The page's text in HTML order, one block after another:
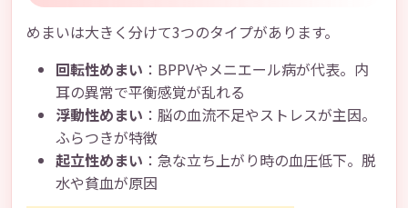
めまいは大きく分けて3つのタイプがあります。
回転性めまい ：BPPVやメニエール病が代表。内
耳の異常で平衡感覚が乱れる
浮動性めまい ：脳の血流不足やストレスが主因。
ふらつきが特徴
起立性めまい ：急な立ち上がり時の血圧低下。脱
水や貧血が原因